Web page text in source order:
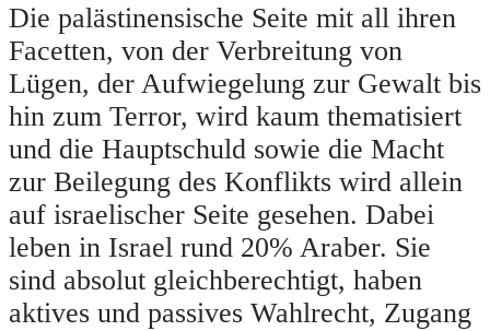
Die palästinensische Seite mit all ihren
Facetten, von der Verbreitung von
Lügen, der Aufwiegelung zur Gewalt bis
hin zum Terror, wird kaum thematisiert
und die Hauptschuld sowie die Macht
zur Beilegung des Konflikts wird allein
auf israelischer Seite gesehen. Dabei
leben in Israel rund 20% Araber. Sie
sind absolut gleichberechtigt, haben
aktives und passives Wahlrecht, Zugang